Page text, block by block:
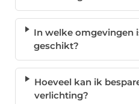
In welke omgevingen
geschikt?
Hoeveel kan ik
verlichting?